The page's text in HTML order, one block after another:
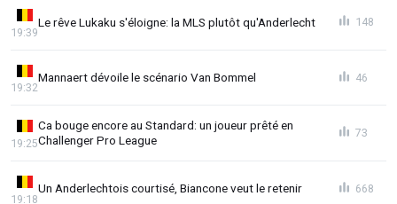
Le rêve Lukaku s'éloigne: la MLS plutôt qu'Anderlecht
19:39
148
Mannaert dévoile le scénario Van Bommel
19:32
46
Ca bouge encore au Standard: un joueur prêté en
Challenger Pro League
19:25
73
Un Anderlechtois courtisé, Biancone veut le retenir
19:18
668